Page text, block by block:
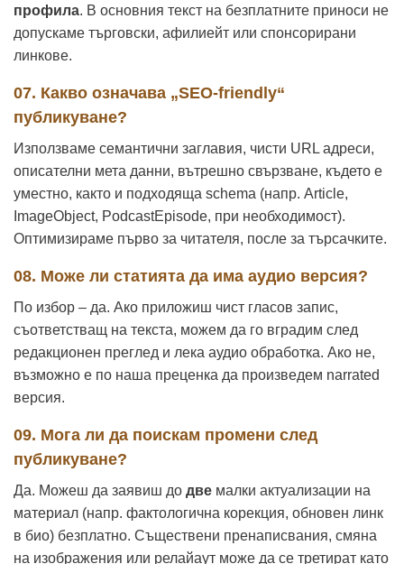
профила. В основния текст на безплатните приноси не
допускаме търговски, афилиейт или спонсорирани
линкове.
07. Какво означава „SEO-friendly“
публикуване?
Използваме семантични заглавия, чисти URL адреси,
описателни мета данни, вътрешно свързване, където е
уместно, както и подходяща schema (напр. Article,
ImageObject, PodcastEpisode, при необходимост).
Оптимизираме първо за читателя, после за търсачките.
08. Може ли статията да има аудио версия?
По избор – да. Ако приложиш чист гласов запис,
съответстващ на текста, можем да го вградим след
редакционен преглед и лека аудио обработка. Ако не,
възможно е по наша преценка да произведем narrated
версия.
09. Мога ли да поискам промени след
публикуване?
Да. Можеш да заявиш до две малки актуализации на
материал (напр. фактологична корекция, обновен линк
в био) безплатно. Съществени пренаписвания, смяна
на изображения или релайаут може да се третират като